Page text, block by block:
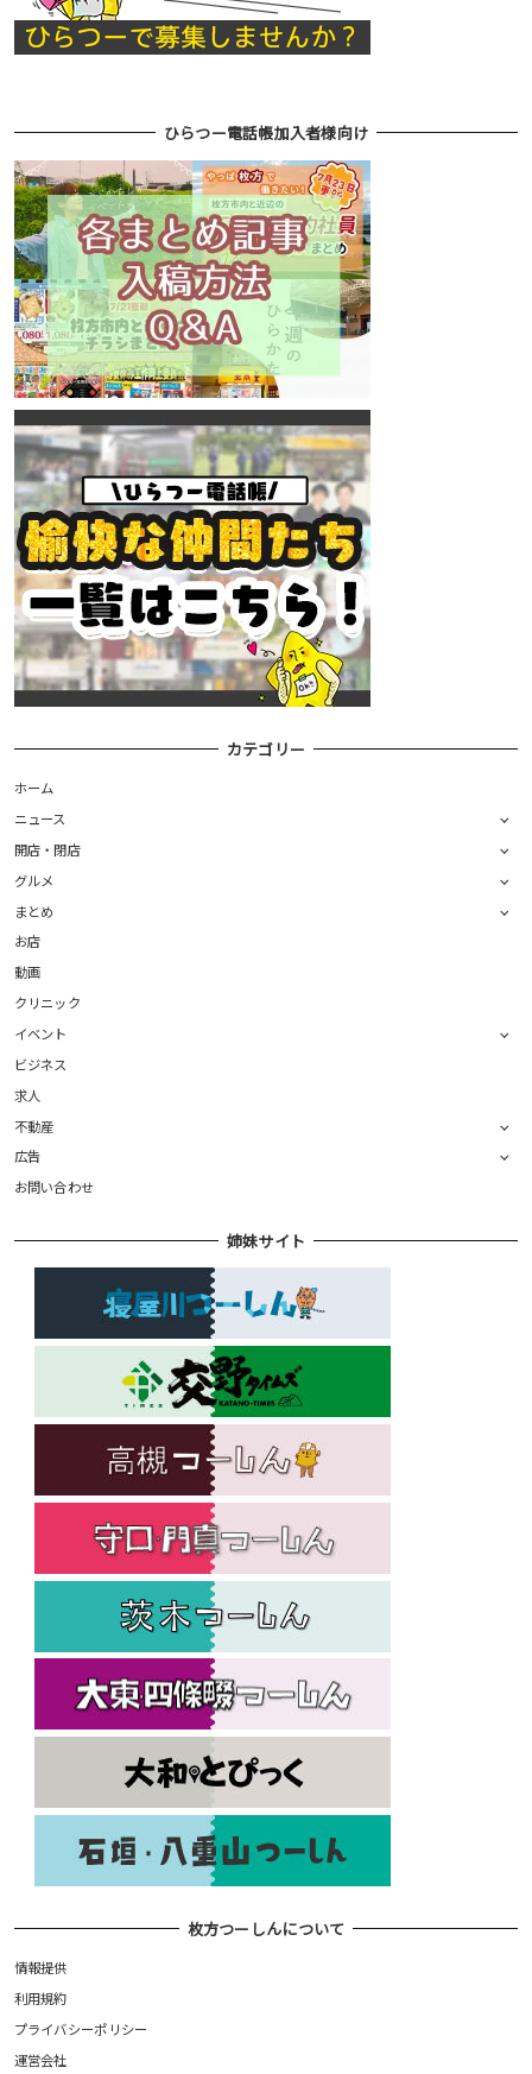
ひらつー電話帳加入者様向け
カテゴリー
ホーム
ニュース
開店・閉店
グルメ
まとめ
お店
動画
クリニック
イベント
ビジネス
求人
不動産
広告
お問い合わせ
姉妹サイト
枚方つーしんについて
情報提供
利用規約
プライバシーポリシー
運営会社